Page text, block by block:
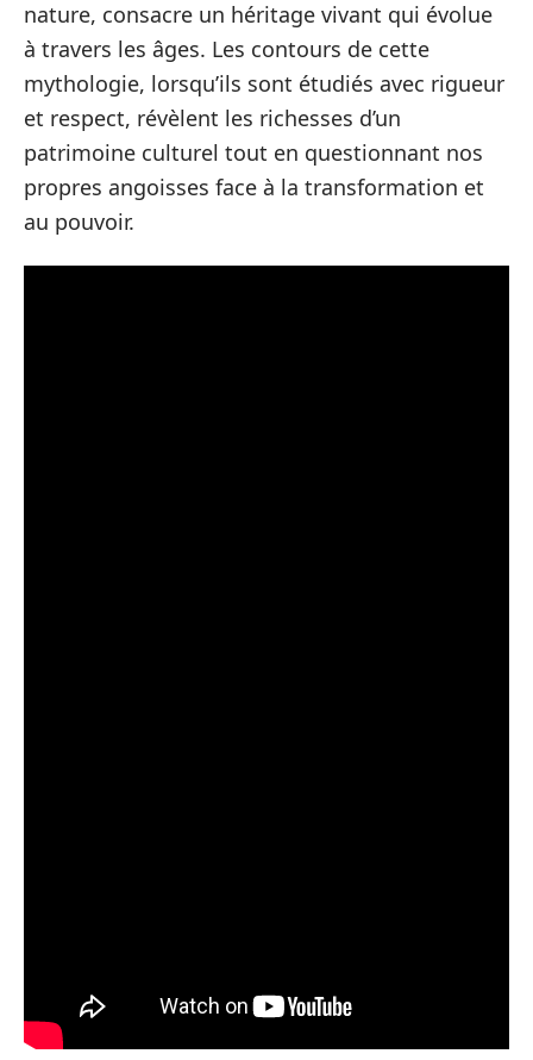
nature, consacre un héritage vivant qui évolue
à travers les âges. Les contours de cette
mythologie, lorsqu’ils sont étudiés avec rigueur
et respect, révèlent les richesses d’un
patrimoine culturel tout en questionnant nos
propres angoisses face à la transformation et
au pouvoir.